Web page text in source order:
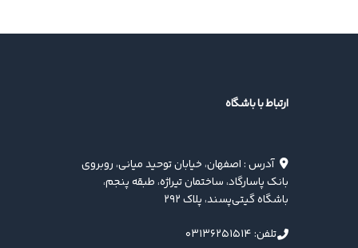
ارتباط با باشگاه
آدرس : اصفهان، خیابان توحید میانی، روبروی
بانک پاسارگاد، ساختمان تیراژه، طبقه پنجم،
باشگاه گیتی‌پسند، پلاک ۲۹۲
تلفن: ۰۳۱۳۶۲۵۱۵۱۴